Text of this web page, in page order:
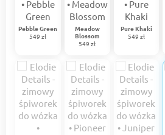
Pebble Green
549 zł
Meadow
Blossom
549 zł
Pure Khaki
549 zł